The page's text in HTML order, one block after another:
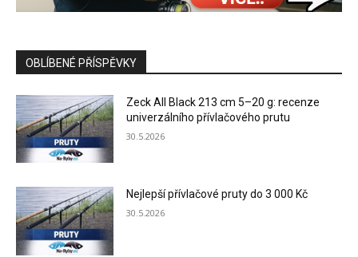
OBLÍBENÉ PŘÍSPĚVKY
Zeck All Black 213 cm 5–20 g: recenze
univerzálního přívlačového prutu
30.5.2026
Nejlepší přívlačové pruty do 3 000 Kč
30.5.2026